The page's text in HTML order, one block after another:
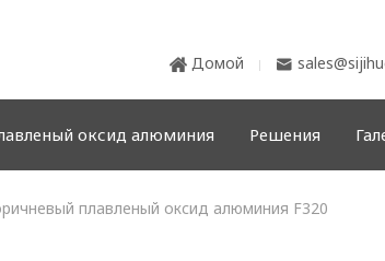
 Домой 
оксид алюминия Решения
плавленый оксид алюминия F320